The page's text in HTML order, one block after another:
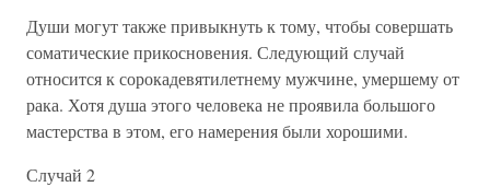
Души могут также привыкнуть к тому, чтобы совершать
соматические прикосновения. Следующий случай
относится к сорокадевятилетнему мужчине, умершему от
рака. Хотя душа этого человека не проявила большого
мастерства в этом, его намерения были хорошими.
Случай 2